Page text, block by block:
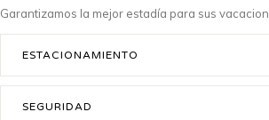
Garantizamos la mejor estadía para sus
ESTACIONAMIENTO
SEGURIDAD